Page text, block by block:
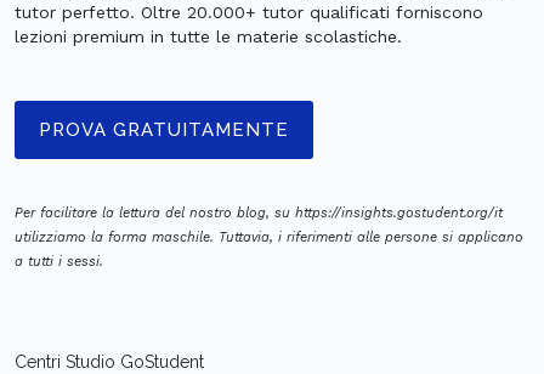
tutor perfetto. Oltre 20.000+ tutor qualificati forniscono
lezioni premium in tutte le materie scolastiche.
PROVA GRATUITAMENTE
Per facilitare la lettura del nostro blog, su https://insights.gostudent.org/it
utilizziamo la forma maschile. Tuttavia, i riferimenti alle persone si applicano
a tutti i sessi.
Centri Studio GoStudent